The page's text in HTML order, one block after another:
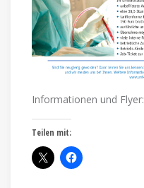
Informationen und Flyer:
Teilen mit: